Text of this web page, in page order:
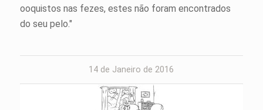
ooquistos nas fezes, estes não foram encontrados
do seu pelo."
14 de Janeiro de 2016